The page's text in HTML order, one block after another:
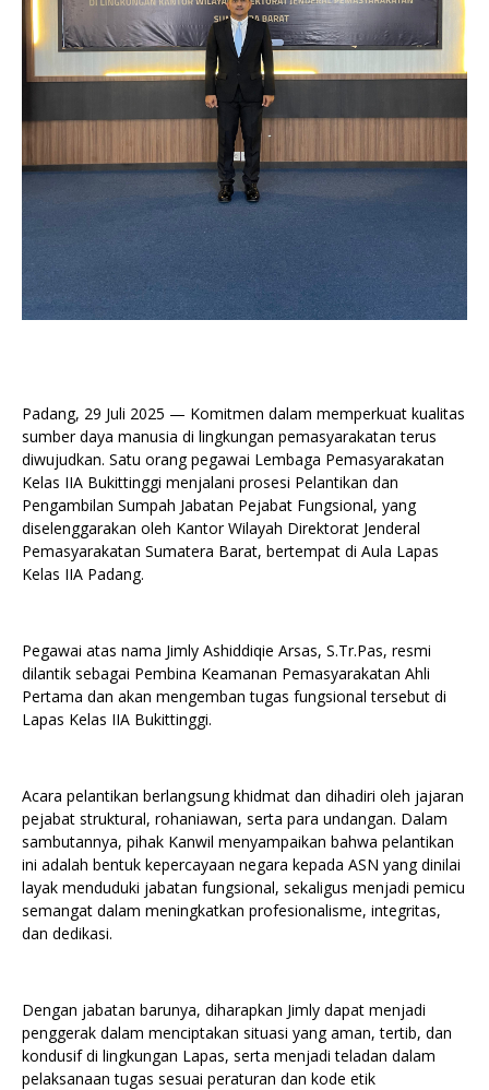
Padang, 29 Juli 2025 — Komitmen dalam memperkuat kualitas
sumber daya manusia di lingkungan pemasyarakatan terus
diwujudkan. Satu orang pegawai Lembaga Pemasyarakatan
Kelas IIA Bukittinggi menjalani prosesi Pelantikan dan
Pengambilan Sumpah Jabatan Pejabat Fungsional, yang
diselenggarakan oleh Kantor Wilayah Direktorat Jenderal
Pemasyarakatan Sumatera Barat, bertempat di Aula Lapas
Kelas IIA Padang.
Pegawai atas nama Jimly Ashiddiqie Arsas, S.Tr.Pas, resmi
dilantik sebagai Pembina Keamanan Pemasyarakatan Ahli
Pertama dan akan mengemban tugas fungsional tersebut di
Lapas Kelas IIA Bukittinggi.
Acara pelantikan berlangsung khidmat dan dihadiri oleh jajaran
pejabat struktural, rohaniawan, serta para undangan. Dalam
sambutannya, pihak Kanwil menyampaikan bahwa pelantikan
ini adalah bentuk kepercayaan negara kepada ASN yang dinilai
layak menduduki jabatan fungsional, sekaligus menjadi pemicu
semangat dalam meningkatkan profesionalisme, integritas,
dan dedikasi.
Dengan jabatan barunya, diharapkan Jimly dapat menjadi
penggerak dalam menciptakan situasi yang aman, tertib, dan
kondusif di lingkungan Lapas, serta menjadi teladan dalam
pelaksanaan tugas sesuai peraturan dan kode etik